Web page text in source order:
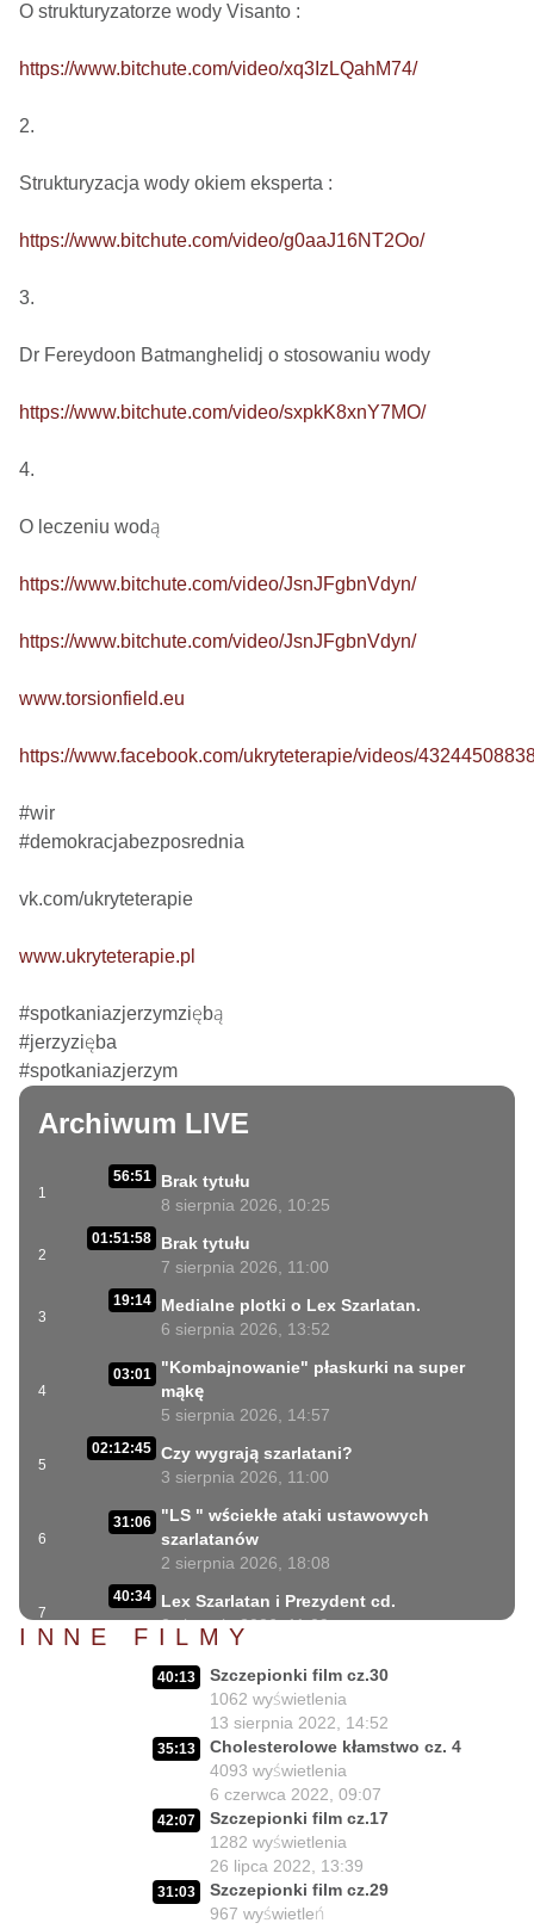
O strukturyzatorze wody Visanto :
https://www.bitchute.com/video/xq3IzLQahM74/
2.
Strukturyzacja wody okiem eksperta :
https://www.bitchute.com/video/g0aaJ16NT2Oo/
3.
Dr Fereydoon Batmanghelidj o stosowaniu wody
https://www.bitchute.com/video/sxpkK8xnY7MO/
4.
O leczeniu wodą
https://www.bitchute.com/video/JsnJFgbnVdyn/
https://www.bitchute.com/video/JsnJFgbnVdyn/
www.torsionfield.eu
https://www.facebook.com/ukryteterapie/videos/
#wir
#demokracjabezposrednia
vk.com/ukryteterapie
www.ukryteterapie.pl
#spotkaniazjerzymziębą
#jerzyzięba
#spotkaniazjerzym
Archiwum LIVE
1
56:51
Brak tytułu
8 sierpnia 2026, 10:25
2
01:51:58
Brak tytułu
7 sierpnia 2026, 11:00
3
19:14
Medialne plotki o Lex Szarlatan.
6 sierpnia 2026, 13:52
4
03:01
"Kombajnowanie" płaskurki na super
mąkę
5 sierpnia 2026, 14:57
5
02:12:45 Czy wygrają szarlatani?
3 sierpnia 2026, 11:00
6
31:06
"LS " wściekłe ataki ustawowych
szarlatanów
2 sierpnia 2026, 18:08
7
40:34
Lex Szarlatan i Prezydent cd.
2 sierpnia 2026, 11:09
Czego nie może się doczekać dr Suwała?
1 sierpnia 2026, 16:01
Szczepionkowa bańka w końcu pękła!
1 sierpnia 2026, 10:02
NIESPODZIANKA u Prezydenta
Nawrockiego!!
30 lipca 2026, 15:45
02:12:04
Czy Prezydent uratuje chorych
Polaków?
29 lipca 2026, 11:00
INNE FILMY
40:13
Szczepionki film cz.30
1062 wyświetlenia
13 sierpnia 2022, 14:52
35:13
Cholesterolowe kłamstwo cz. 4
4093 wyświetlenia
6 czerwca 2022, 09:07
42:07
Szczepionki film cz.17
1282 wyświetlenia
26 lipca 2022, 13:39
31:03
Szczepionki film cz.29
967 wyświetleń